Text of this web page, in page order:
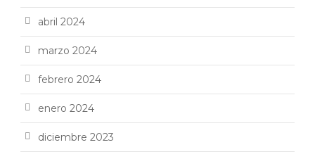
abril 2024
marzo 2024
febrero 2024
enero 2024
diciembre 2023